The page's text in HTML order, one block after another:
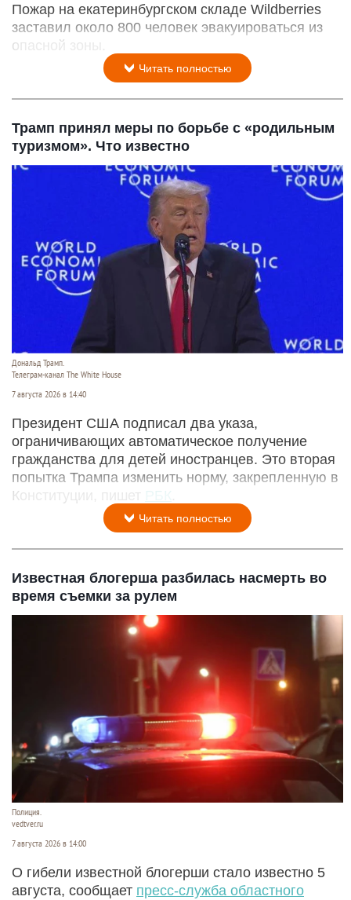
Пожар на екатеринбургском складе Wildberries
заставил около 800 человек эвакуироваться из
опасной зоны.
Читать полностью
Трамп принял меры по борьбе с «родильным
туризмом». Что известно
Дональд Трамп.
Телеграм-канал The White House
7 августа 2026 в 14:40
Президент США подписал два указа,
ограничивающих автоматическое получение
гражданства для детей иностранцев. Это вторая
попытка Трампа изменить норму, закрепленную в
Конституции, пишет РБК
Читать полностью
Известная блогерша разбилась насмерть во
время съемки за рулем
Полиция.
vedtver.ru
7 августа 2026 в 14:00
О гибели известной блогерши стало известно 5
августа, сообщает пресс-служба областного